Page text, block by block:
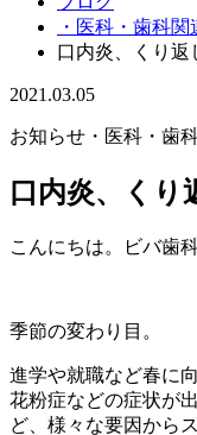
・医科・歯科関
口内炎、くり返
2021.03.05
お知らせ ・医科・歯
口内炎、くり
こんにちは。ビバ歯
季節の変わり目。
進学や就職など春に
花粉症などの症状が
ど、様々な要因から